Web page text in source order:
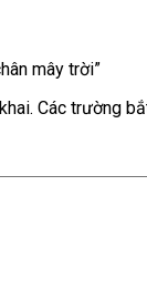
mây trời”
Các trường